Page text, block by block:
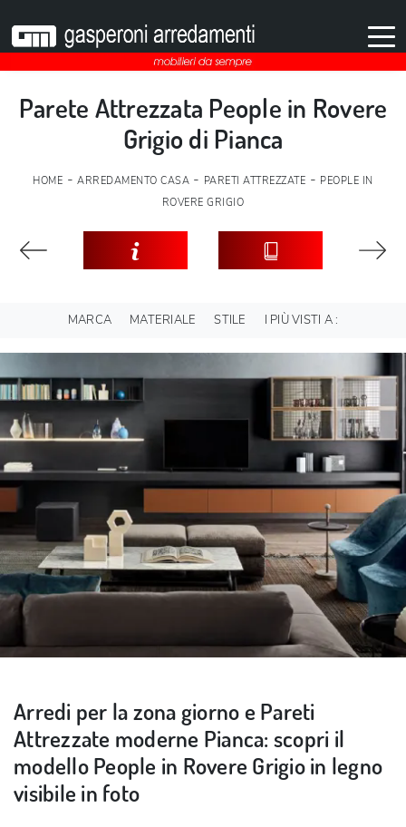
Parete Attrezzata People in Rovere
Grigio di Pianca
HOME -ARREDAMENTO CASA - PARETI ATTREZZATE - PEOPLE IN
ROVERE GRIGIO
MARCA MATERIALE STILE I PIÙ VISTI A :
Arredi per la zona giorno e Pareti
Attrezzate moderne Pianca: scopri il
modello People in Rovere Grigio in legno
visibile in foto